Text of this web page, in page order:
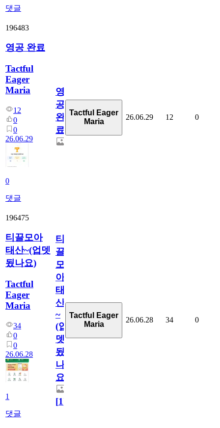
댓글
196483
영공 완료
Tactful
Eager
Maria
12
0
0
26.06.29
0
댓글
영
공
완
료
Tactful Eager
Maria
26.06.29 12 0
196475
티끌모아
태산~(업뎃
됬나요)
Tactful
Eager
Maria
34
0
0
26.06.28
1
댓글
티
끌
모
아
태
산
~
(업
뎃
됬
나
요)
[1]
Tactful Eager
Maria
26.06.28 34 0